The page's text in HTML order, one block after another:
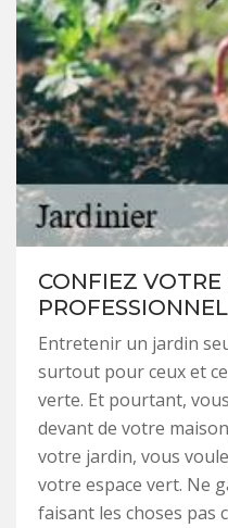
CONFIEZ VOTRE
PROFESSIONNEL
Entretenir un jardin
surtout pour ceux et
verte. Et pourtant,
devant de votre
votre jardin, vous
votre espace vert. Ne
faisant les choses pas